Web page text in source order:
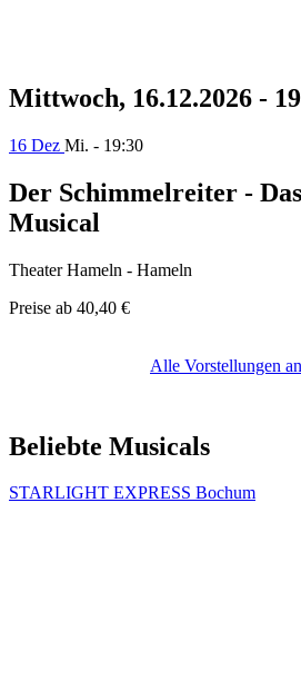
Mittwoch, 16.12.2026 -
16 Dez Mi. - 19:30
Der Schimmelreiter - Das
Musical
Theater Hameln - Hameln
Preise ab 40,40 €
Alle Vorstellungen
Beliebte Musicals
STARLIGHT EXPRESS Bochum